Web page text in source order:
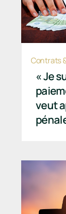
« Je
veut
Contrats